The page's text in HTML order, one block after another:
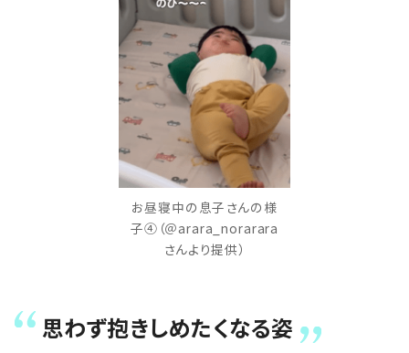
お昼寝中の息子さんの様
子④（＠arara_norarara
さんより提供）
思わず抱きしめたくなる姿